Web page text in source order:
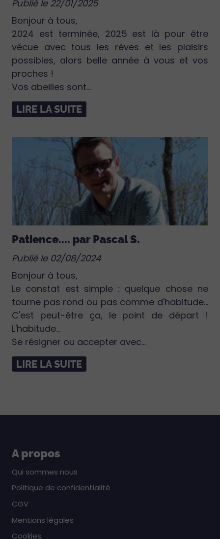
Publié le 22/01/2025
Bonjour à tous,
2024 est terminée, 2025 est là pour être
vécue avec tous les rêves et les plaisirs
possibles, alors belle année à vous et vos
proches !
Vos abeilles sont...
LIRE LA SUITE
Patience.... par Pascal S.
Publié le 02/08/2024
Bonjour à tous,
Le constat est simple : quelque chose ne
tourne pas rond ou pas comme d'habitude...
C'est peut-être ça, le point de départ !
L'habitude...
Se résigner ou accepter avec...
LIRE LA SUITE
A propos
Qui sommes nous
Politique de confidentialité
CGV
Mentions légales
Cookies